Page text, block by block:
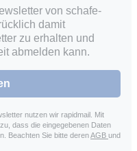
von schafe-
damit
zu erhalten und
abmelden kann.
nutzen wir rapidmail. Mit
dass die eingegebenen Daten
Beachten Sie bitte derenAGB und